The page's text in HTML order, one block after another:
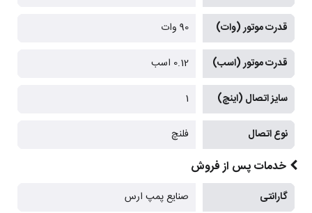
قدرت موتور (وات) 90 وات
قدرت موتور (اسب) 0.12 اسب
سایز اتصال (اینچ) 1
نوع اتصال فلنچ
خدمات پس از فروش
گارانتی صنایع پمپ ارس